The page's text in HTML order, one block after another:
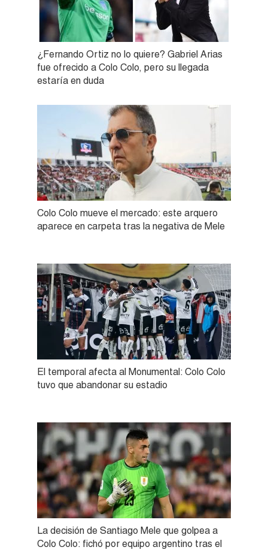
¿Fernando Ortiz no lo quiere? Gabriel Arias
fue ofrecido a Colo Colo, pero su llegada
estaría en duda
Colo Colo mueve el mercado: este arquero
aparece en carpeta tras la negativa de Mele
El temporal afecta al Monumental: Colo Colo
tuvo que abandonar su estadio
La decisión de Santiago Mele que golpea a
Colo Colo: fichó por equipo argentino tras el